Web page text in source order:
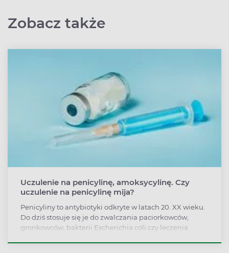
Zobacz także
Uczulenie na penicylinę, amoksycylinę. Czy
uczulenie na penicylinę mija?
Penicyliny to antybiotyki odkryte w latach 20. XX wieku.
Do dziś stosuje się je do zwalczania paciorkowców,
gronkowców, bakterii Escherichia coli czy leczenia